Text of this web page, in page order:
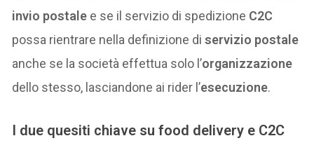
invio postale e se il servizio di spedizione C2C
possa rientrare nella definizione diservizio postale
anche se la società effettua solo l’organizzazione
dello stesso, lasciandone ai rider l’esecuzione.
I due quesiti chiave su food delivery e C2C